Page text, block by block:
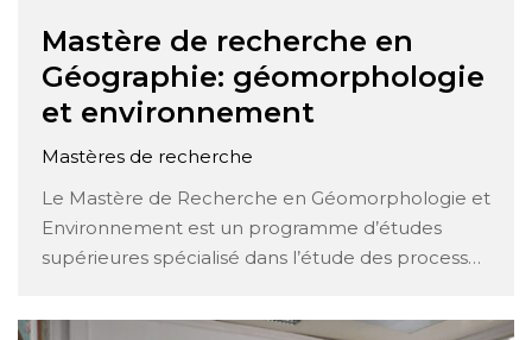
Mastère de recherche en
Géographie: géomorphologie
et environnement
Mastères de recherche
Le Mastère de Recherche en Géomorphologie et
Environnement est un programme d’études
supérieures spécialisé dans l’étude des processus
leur interaction avec l’environnement naturel.